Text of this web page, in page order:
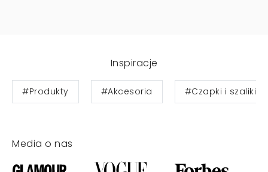
Inspiracje
#Produkty #Akcesoria #Czapki i szaliki
Media o nas